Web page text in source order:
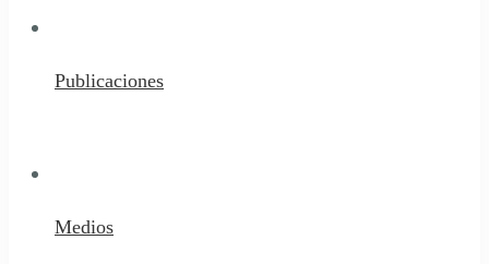
Publicaciones
Medios